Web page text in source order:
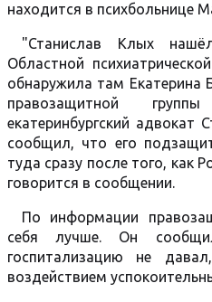
находится в психбольнице
"Станислав Клых
Областной
обнаружила там Екатерина
правозащитной
екатеринбургский адвокат
сообщил, что его
туда сразу после того, как
говорится в сообщении.
По информации
себя лучше. Он
госпитализацию не
воздействием